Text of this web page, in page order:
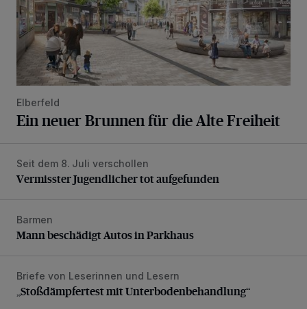
Elberfeld
Ein neuer Brunnen für die Alte Freiheit
Vermisster Jugendlicher tot aufgefunden
Seit dem 8. Juli verschollen
Vermisster Jugendlicher tot aufgefunden
Mann beschädigt Autos in Parkhaus
Barmen
Mann beschädigt Autos in Parkhaus
„Stoßdämpfertest mit Unterbodenbehandlung“
Briefe von Leserinnen und Lesern
„Stoßdämpfertest mit Unterbodenbehandlung“